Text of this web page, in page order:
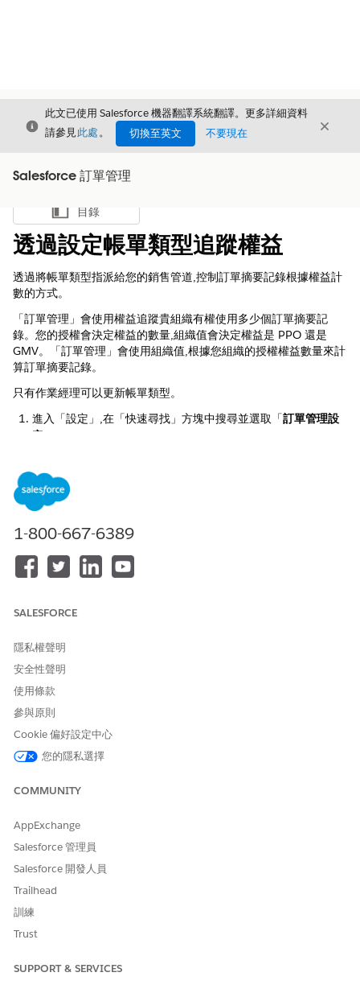
結束
此文已使用 Salesforce 機器翻譯系統翻譯。更多詳細資料
請參見此處。 切換至英文 不要現在 結束
Salesforce 訂單管理
顯示目錄
目錄
透過設定帳單類型追蹤權益
透過將帳單類型指派給您的銷售管道,控制訂單摘要記錄根據權益計
數的方式。
「訂單管理」會使用權益追蹤貴組織有權使用多少個訂單摘要記
錄。您的授權會決定權益的數量,組織值會決定權益是 PPO 還是
GMV。「訂單管理」會使用組織值,根據您組織的授權權益數量來計
算訂單摘要記錄。
只有作業經理可以更新帳單類型。
進入「設定」,在「快速尋找」方塊中搜尋並選取「訂單管理設
定
在 App Launcher 中,搜尋並選取「
選取銷售管道。
在「詳細資料」索引標籤中,設定「訂單管理帳單類型」,然後按
另請參照：
帳單物件
1-800-667-6389
SALESFORCE
隱私權聲明
安全性聲明
使用條款
參與原則
Cookie 偏好設定中心
您的隱私選擇
COMMUNITY
AppExchange
Salesforce 管理員
Salesforce 開發人員
Trailhead
訓練
Trust
SUPPORT & SERVICES